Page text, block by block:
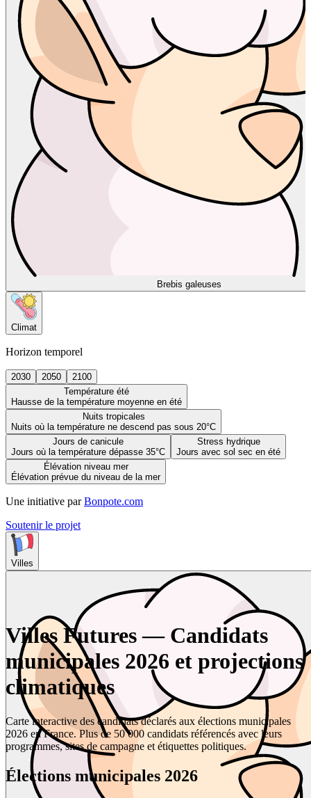
Brebis galeuses
Climat
Horizon temporel
2030 2050
2100
Température été
Hausse de la température moyenne en été
Nuits tropicales
Nuits où la température ne descend pas sous 20°C
Jours de canicule
Jours où la température dépasse 35°C
Stress hydrique
Jours avec sol sec en été
Élévation niveau mer
Élévation prévue du niveau de la mer
Une initiative par Bonpote.com
Soutenir le projet
Villes
Villes Futures — Candidats
municipales 2026 et projections
climatiques
Carte interactive des candidats déclarés aux élections municipales
2026 en France. Plus de 50 000 candidats référencés avec leurs
programmes, sites de campagne et étiquettes politiques.
Élections municipales 2026